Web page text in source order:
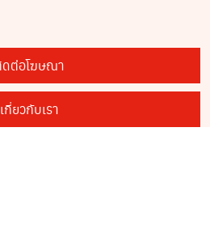
ต่อโฆษณา
เกี่ยวกับเรา